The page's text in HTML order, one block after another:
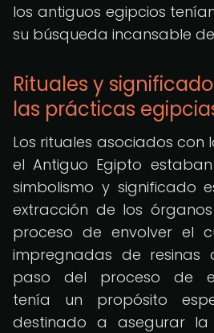
los antiguos egipcios
su búsqueda incansable
Rituales y
las prácticas
Los rituales asociados con
el Antiguo Egipto
simbolismo y significado
extracción de los
proceso de envolver el
impregnadas de resinas
paso del proceso de
tenía un propósito
destinado a asegurar la